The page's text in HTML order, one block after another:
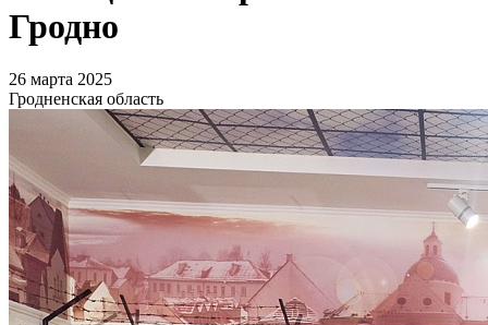
Гродно
26 марта 2025
Гродненская область